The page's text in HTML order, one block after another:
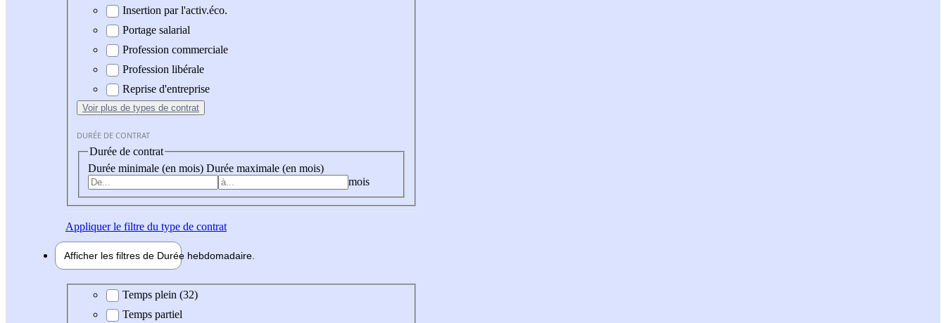
Insertion par l'activ.éco.
Portage salarial
Profession commerciale
Profession libérale
Reprise d'entreprise
Voir plus de types de contrat
DURÉE DE CONTRAT
Durée de contrat
Durée minimale (en mois) Durée maximale (en mois)
mois
Appliquerle filtre du type de contrat
Afficher les filtres de Durée hebdomadaire
Durée hebdomadaire
Temps plein (32)
Temps partiel